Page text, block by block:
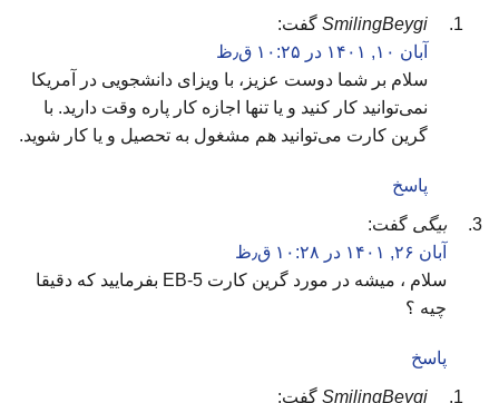
SmilingBeygi گفت:
آبان ۱۰, ۱۴۰۱ در ۱۰:۲۵ ق٫ظ
سلام بر شما دوست عزیز، با ویزای دانشجویی در آمریکا
نمی‌توانید کار کنید و یا تنها اجازه کار پاره وقت دارید. با
گرین کارت می‌توانید هم مشغول به تحصیل و یا کار شوید.
پاسخ
بیگی گفت:
آبان ۲۶, ۱۴۰۱ در ۱۰:۲۸ ق٫ظ
سلام ، میشه در مورد گرین کارت EB-5 بفرمایید که دقیقا
چیه ؟
پاسخ
SmilingBeygi گفت: